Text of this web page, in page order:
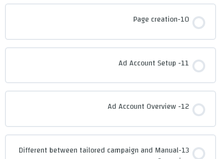
10-Page creation
11- Ad Account Setup
12- Ad Account Overview
13-Different between tailored campaign and Manual